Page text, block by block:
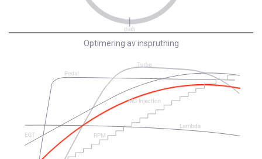
Optimering av insprutning